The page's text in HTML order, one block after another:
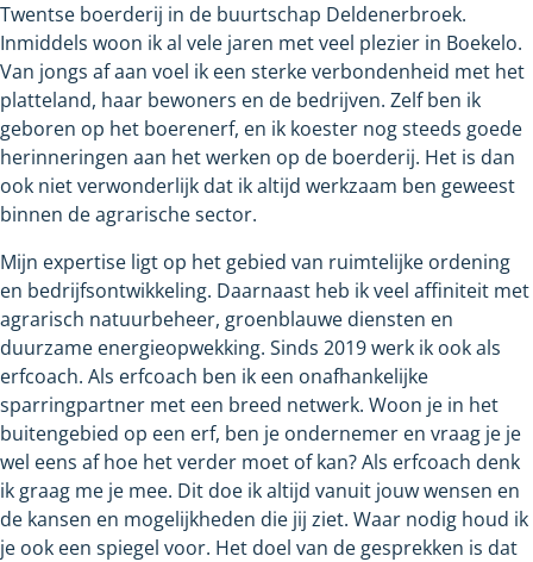
Twentse boerderij in de buurtschap Deldenerbroek.
Inmiddels woon ik al vele jaren met veel plezier in Boekelo.
Van jongs af aan voel ik een sterke verbondenheid met het
platteland, haar bewoners en de bedrijven. Zelf ben ik
geboren op het boerenerf, en ik koester nog steeds goede
herinneringen aan het werken op de boerderij. Het is dan
ook niet verwonderlijk dat ik altijd werkzaam ben geweest
binnen de agrarische sector.
Mijn expertise ligt op het gebied van ruimtelijke ordening
en bedrijfsontwikkeling. Daarnaast heb ik veel affiniteit met
agrarisch natuurbeheer, groenblauwe diensten en
duurzame energieopwekking. Sinds 2019 werk ik ook als
erfcoach. Als erfcoach ben ik een onafhankelijke
sparringpartner met een breed netwerk. Woon je in het
buitengebied op een erf, ben je ondernemer en vraag je je
wel eens af hoe het verder moet of kan? Als erfcoach denk
ik graag me je mee. Dit doe ik altijd vanuit jouw wensen en
de kansen en mogelijkheden die jij ziet. Waar nodig houd ik
je ook een spiegel voor. Het doel van de gesprekken is dat